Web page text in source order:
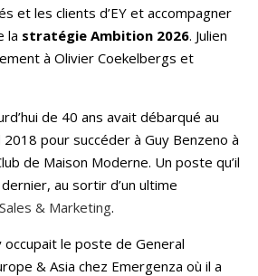
et les clients d’EY et accompagner
la stratégie Ambition 2026. Julien
à Olivier Coekelbergs et
de 40 ans avait débarqué au
pour succéder à Guy Benzeno à
de Maison Moderne. Un poste qu’il
au sortir d’un ultime
& Marketing.
occupait le poste de General
& Asia chez Emergenza où il a